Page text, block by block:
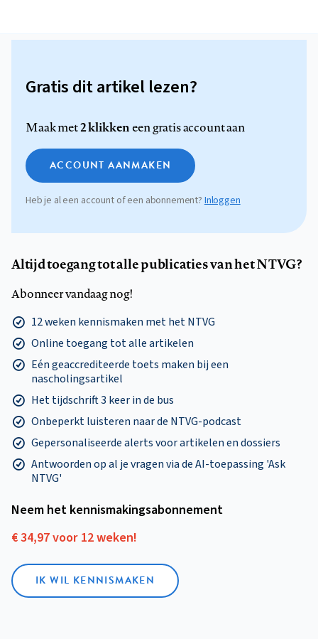
Gratis dit artikel lezen?
Maak met2 klikkeneen gratis account aan
ACCOUNT AANMAKEN
Heb je al een account of een abonnement? Inloggen
Altijd toegang tot alle publicaties van het NTVG?
Abonneer vandaag nog!
12 weken kennismaken met het NTVG
Online toegang tot alle artikelen
Eén geaccrediteerde toets maken bij een
nascholingsartikel
Het tijdschrift 3 keer in de bus
Onbeperkt luisteren naar de NTVG-podcast
Gepersonaliseerde alerts voor artikelen en dossiers
Antwoorden op al je vragen via de AI-toepassing 'Ask
NTVG'
Neem het kennismakings­abonnement
€ 34,97 voor 12 weken!
IK WIL KENNISMAKEN